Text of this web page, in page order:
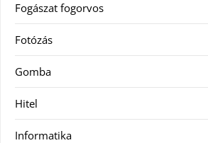
Fogászat fogorvos
Fotózás
Gomba
Hitel
Informatika